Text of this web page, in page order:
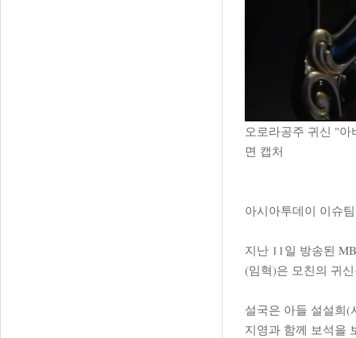
오로라공주 귀신 "
면 캡처
아시아투데이 이슈
지난 11일 방송된
(임혁)은 모친의 귀
설국은 아들 설설희
지영과 함께 보석을